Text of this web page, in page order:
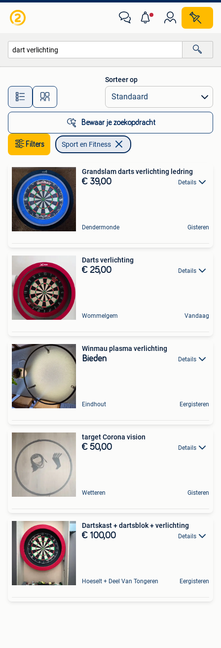
Alle afstanden…
Sorteer op
Bewaar je zoekopdracht
Filters Sport en Fitness
Grandslam darts verlichting ledring
€ 39,00 Details
Dendermonde Gisteren
Darts verlichting
€ 25,00 Details
Wommelgem Vandaag
Winmau plasma verlichting
Bieden Details
Eindhout Eergisteren
target Corona vision
€ 50,00 Details
Wetteren Gisteren
Dartskast + dartsblok + verlichting
€ 100,00 Details
Hoeselt + Deel Van Tongeren Eergisteren